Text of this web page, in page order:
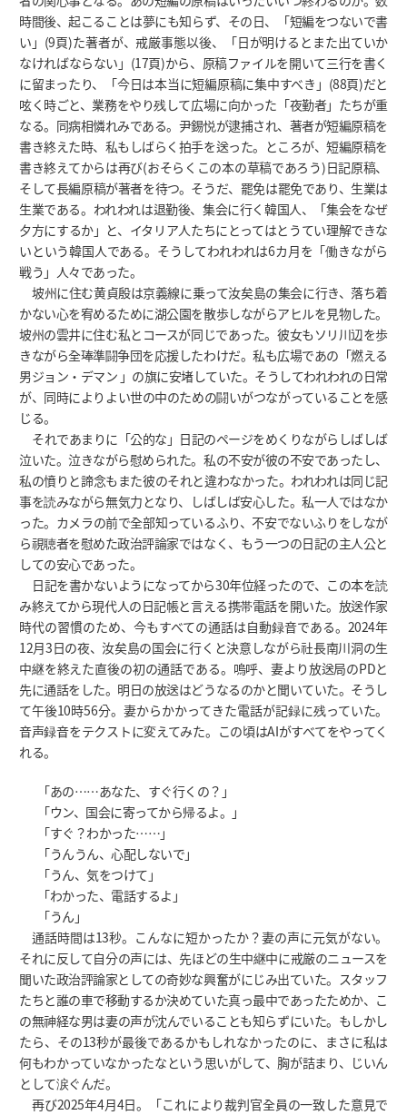
時間後、起こることは夢にも知らず、その日、「短編をつないで書
い」(9頁)た著者が、戒厳事態以後、「日が明けるとまた出ていか
なければならない」(17頁)から、原稿ファイルを開いて三行を書く
に留まったり、「今日は本当に短編原稿に集中すべき」(88頁)だと
呟く時ごと、業務をやり残して広場に向かった「夜勤者」たちが重
なる。同病相憐れみである。尹錫悦が逮捕され、著者が短編原稿を
書き終えた時、私もしばらく拍手を送った。ところが、短編原稿を
書き終えてからは再び(おそらくこの本の草稿であろう)日記原稿、
そして長編原稿が著者を待つ。そうだ、罷免は罷免であり、生業は
生業である。われわれは退勤後、集会に行く韓国人、「集会をなぜ
夕方にするか」と、イタリア人たちにとってはとうてい理解できな
いという韓国人である。そうしてわれわれは6カ月を「働きながら
戦う」人々であった。
坡州に住む黄貞殷は京義線に乗って汝矣島の集会に行き、落ち着
かない心を宥めるために湖公園を散歩しながらアヒルを見物した。
坡州の雲井に住む私とコースが同じであった。彼女もソリ川辺を歩
きながら全琫準闘争団を応援したわけだ。私も広場であの「燃える
男ジョン・デマン 」の旗に安堵していた。そうしてわれわれの日常
が、同時によりよい世の中のための闘いがつながっていることを感
じる。
それであまりに「公的な」日記のページをめくりながらしばしば
泣いた。泣きながら慰められた。私の不安が彼の不安であったし、
私の憤りと諦念もまた彼のそれと違わなかった。われわれは同じ記
事を読みながら無気力となり、しばしば安心した。私一人ではなか
った。カメラの前で全部知っているふり、不安でないふりをしなが
ら視聴者を慰めた政治評論家ではなく、もう一つの日記の主人公と
しての安心であった。
日記を書かないようになってから30年位経ったので、この本を読
み終えてから現代人の日記帳と言える携帯電話を開いた。放送作家
時代の習慣のため、今もすべての通話は自動録音である。2024年
12月3日の夜、汝矣島の国会に行くと決意しながら社長南川洞の生
中継を終えた直後の初の通話である。嗚呼、妻より放送局のPDと
先に通話をした。明日の放送はどうなるのかと聞いていた。そうし
て午後10時56分。妻からかかってきた電話が記録に残っていた。
音声録音をテクストに変えてみた。この頃はAIがすべてをやってく
れる。
「あの……あなた、すぐ行くの？」
「ウン、国会に寄ってから帰るよ。」
「すぐ？わかった……」
「うんうん、心配しないで」
「うん、気をつけて」
「わかった、電話するよ」
「うん」
通話時間は13秒。こんなに短かったか？妻の声に元気がない。
それに反して自分の声には、先ほどの生中継中に戒厳のニュースを
聞いた政治評論家としての奇妙な興奮がにじみ出ていた。スタッフ
たちと誰の車で移動するか決めていた真っ最中であったためか、こ
の無神経な男は妻の声が沈んでいることも知らずにいた。もしかし
たら、その13秒が最後であるかもしれなかったのに、まさに私は
何もわかっていなかったなという思いがして、胸が詰まり、じいん
として涙ぐんだ。
再び2025年4月4日。「これにより裁判官全員の一致した意見で